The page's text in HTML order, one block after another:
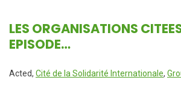
LES ORGANISATIONS
EPISODE…
Acted, Cité de la Solidarité Internationale,